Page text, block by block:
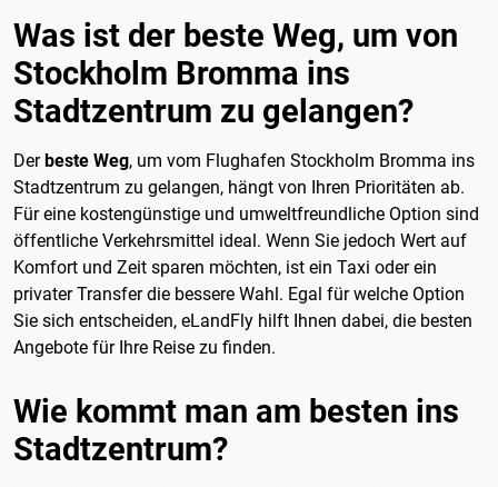
Was ist der beste Weg, um von
Stockholm Bromma ins
Stadtzentrum zu gelangen?
Derbeste Weg, um vom Flughafen Stockholm Bromma ins
Stadtzentrum zu gelangen, hängt von Ihren Prioritäten ab.
Für eine kostengünstige und umweltfreundliche Option sind
öffentliche Verkehrsmittel ideal. Wenn Sie jedoch Wert auf
Komfort und Zeit sparen möchten, ist ein Taxi oder ein
privater Transfer die bessere Wahl. Egal für welche Option
Sie sich entscheiden, eLandFly hilft Ihnen dabei, die besten
Angebote für Ihre Reise zu finden.
Wie kommt man am besten ins
Stadtzentrum?